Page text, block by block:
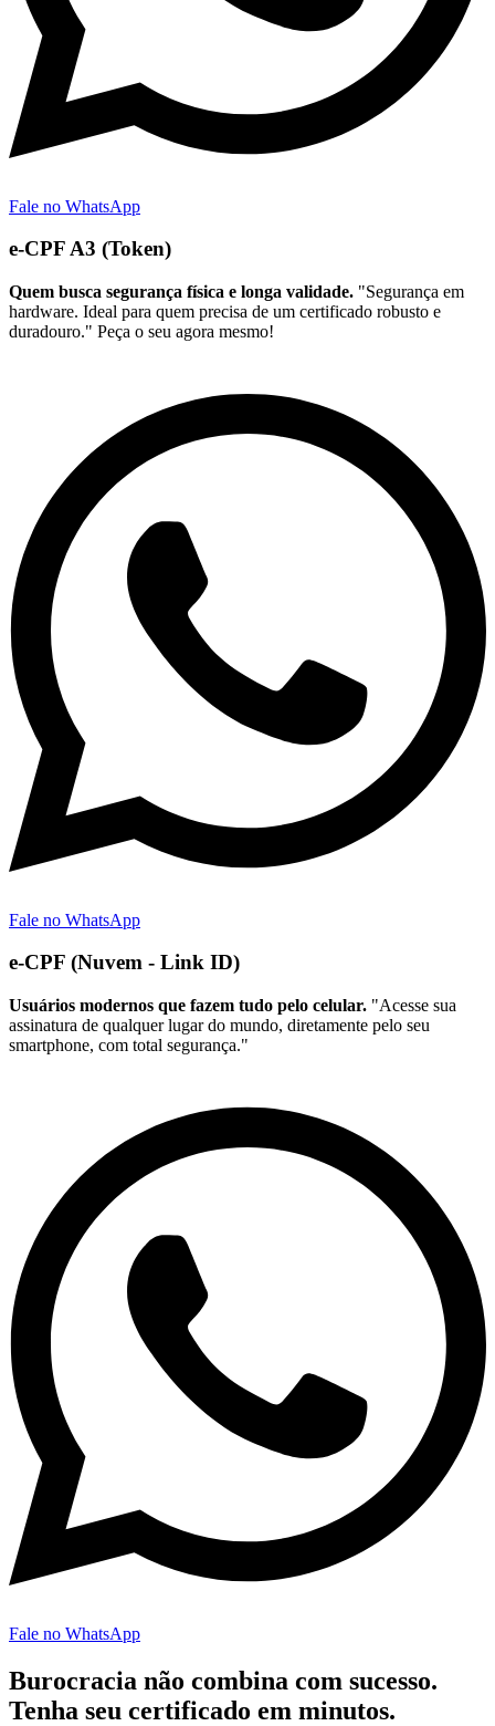
Fale no WhatsApp
e-CPF A3 (Token)
Quem busca segurança física e longa validade. "Segurança em
hardware. Ideal para quem precisa de um certificado robusto e
duradouro." Peça o seu agora mesmo!
Fale no WhatsApp
e-CPF (Nuvem - Link ID)
Usuários modernos que fazem tudo pelo celular. "Acesse sua
assinatura de qualquer lugar do mundo, diretamente pelo seu
smartphone, com total segurança."
Fale no WhatsApp
Burocracia não combina com sucesso.
Tenha seu certificado em minutos.